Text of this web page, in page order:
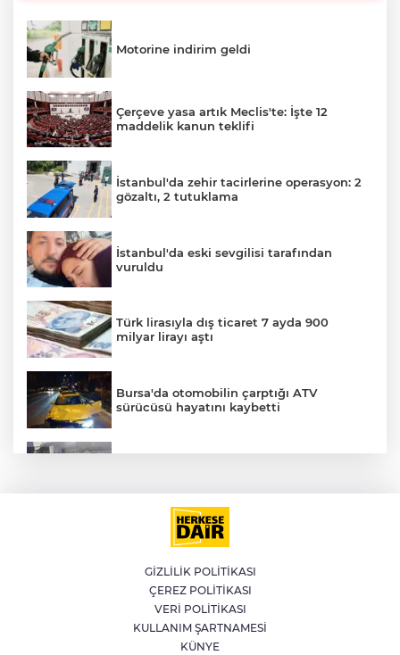
Motorine indirim geldi
Çerçeve yasa artık Meclis'te: İşte 12
maddelik kanun teklifi
İstanbul'da zehir tacirlerine operasyon: 2
gözaltı, 2 tutuklama
İstanbul'da eski sevgilisi tarafından
vuruldu
Türk lirasıyla dış ticaret 7 ayda 900
milyar lirayı aştı
Bursa'da otomobilin çarptığı ATV
sürücüsü hayatını kaybetti
LGS yerleştirme sonuçları açıklandı
WhatsApp grup sohbetleri için yeni
özellikler yayınlandı
GİZLİLİK POLİTİKASI
ÇEREZ POLİTİKASI
VERİ POLİTİKASI
KULLANIM ŞARTNAMESİ
KÜNYE